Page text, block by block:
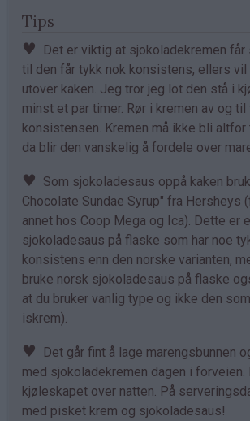
Tips
♥
Det er viktig at sjokoladekremen
til den får tykk nok konsistens, ellers vil
utover kaken. Jeg tror jeg lot den stå i
minst et par timer. Rør i kremen av og
konsistensen. Kremen må ikke bli
da blir den vanskelig å fordele over
♥ Som sjokoladesaus oppå kaken
Chocolate Sundae Syrup" fra Hersheys
annet hos Coop Mega og Ica). Dette er
sjokoladesaus på flaske som har noe
konsistens enn den norske varianten,
bruke norsk sjokoladesaus på flaske
at du bruker vanlig type og ikke den
iskrem).
♥
Det går fint å lage marengsbunnen
med sjokoladekremen dagen i forveien.
kjøleskapet over natten. På
med pisket krem og sjokoladesaus!